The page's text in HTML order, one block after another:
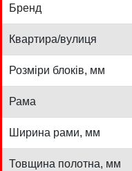
Бренд
Квартира/вулиця
Розміри блоків, мм
Рама
Ширина рами, мм
Товщина полотна, мм